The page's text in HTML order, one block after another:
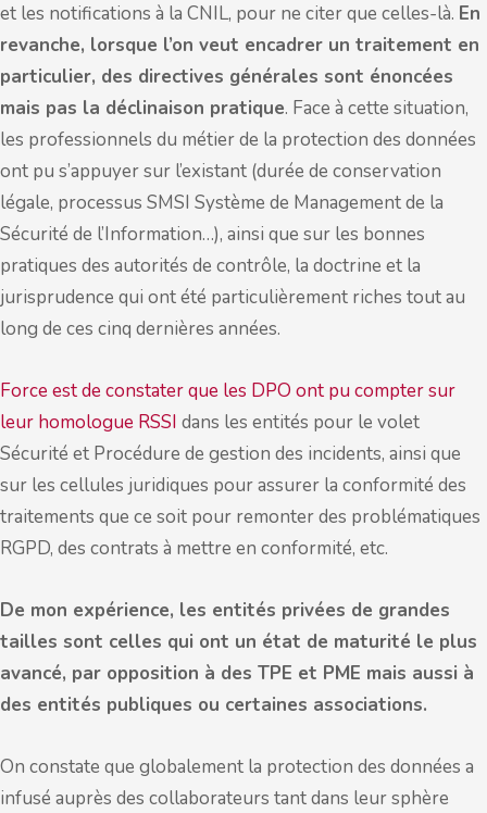
et les notifications à la CNIL, pour ne citer que celles-là. En
revanche, lorsque l’on veut encadrer un traitement en
particulier, des directives générales sont énoncées
mais pas la déclinaison pratique. Face à cette situation,
les professionnels du métier de la protection des données
ont pu s’appuyer sur l’existant (durée de conservation
légale, processus SMSI Système de Management de la
Sécurité de l’Information…), ainsi que sur les bonnes
pratiques des autorités de contrôle, la doctrine et la
jurisprudence qui ont été particulièrement riches tout au
long de ces cinq dernières années.
Force est de constater que les DPO ont pu compter sur
leur homologue RSSI dans les entités pour le volet
Sécurité et Procédure de gestion des incidents, ainsi que
sur les cellules juridiques pour assurer la conformité des
traitements que ce soit pour remonter des problématiques
RGPD, des contrats à mettre en conformité, etc.
De mon expérience, les entités privées de grandes
tailles sont celles qui ont un état de maturité le plus
avancé, par opposition à des TPE et PME mais aussi à
des entités publiques ou certaines associations.
On constate que globalement la protection des données a
infusé auprès des collaborateurs tant dans leur sphère